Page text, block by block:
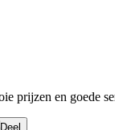
prijzen en goede
Deel